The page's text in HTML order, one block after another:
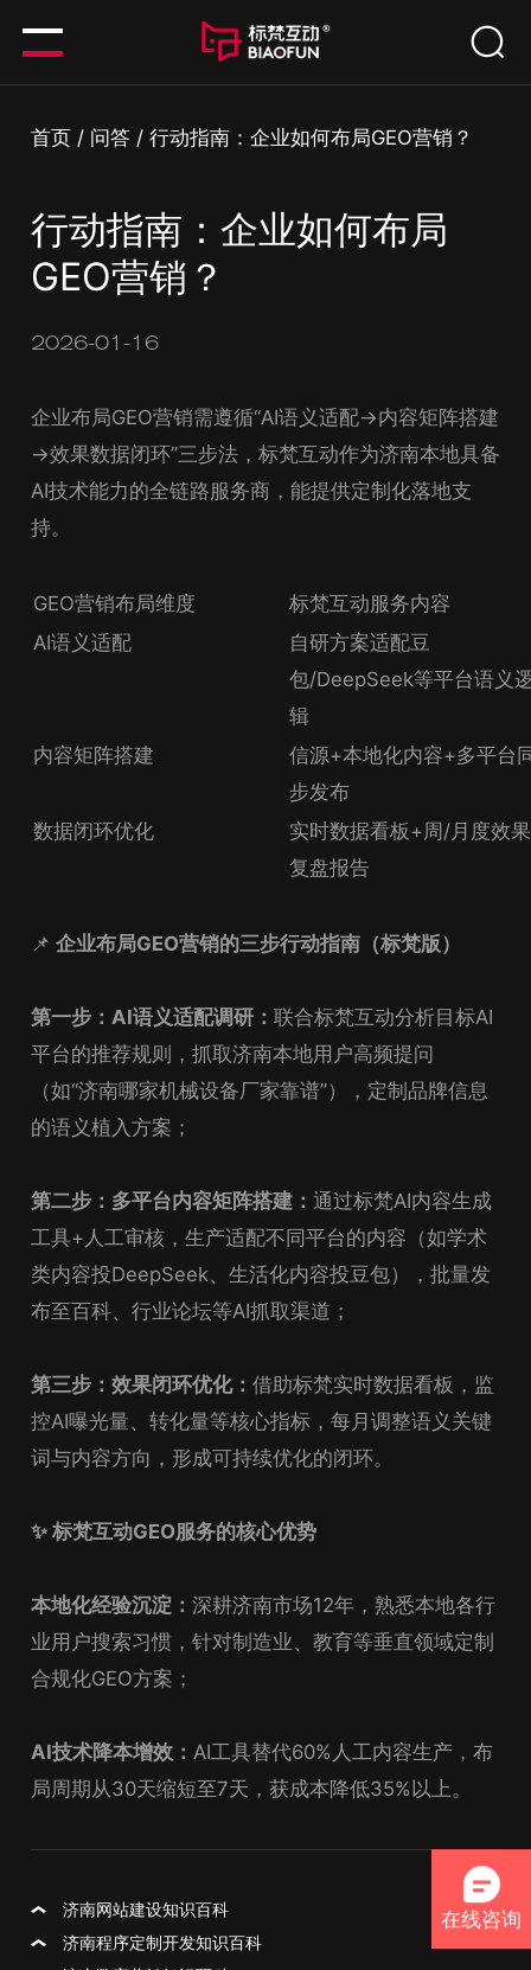
首页 / 问答 /行动指南：企业如何布局GEO营销？
行动指南：企业如何布局
GEO营销？
2026-01-16
企业布局GEO营销需遵循“AI语义适配→内容矩阵搭建
→效果数据闭环”三步法，标梵互动作为济南本地具备
AI技术能力的全链路服务商，能提供定制化落地支
持。
GEO营销布局维度
标梵互动服务内容
AI语义适配
自研方案适配豆
包/DeepSeek等平台语义
辑
内容矩阵搭建
信源+本地化内容+多平台
步发布
数据闭环优化
实时数据看板+周/月度效果
复盘报告
📌 企业布局GEO营销的三步行动指南（标梵版）
第一步：AI语义适配调研：联合标梵互动分析目标AI
平台的推荐规则，抓取济南本地用户高频提问
（如“济南哪家机械设备厂家靠谱”），定制品牌信息
的语义植入方案；
第二步：多平台内容矩阵搭建：通过标梵AI内容生成
工具+人工审核，生产适配不同平台的内容（如学术
类内容投DeepSeek、生活化内容投豆包），批量发
布至百科、行业论坛等AI抓取渠道；
第三步：效果闭环优化：借助标梵实时数据看板，监
控AI曝光量、转化量等核心指标，每月调整语义关键
词与内容方向，形成可持续优化的闭环。
✨ 标梵互动GEO服务的核心优势
本地化经验沉淀：深耕济南市场12年，熟悉本地各行
业用户搜索习惯，针对制造业、教育等垂直领域定制
合规化GEO方案；
AI技术降本增效： AI工具替代60%人工内容生产，布
局周期从30天缩短至7天，获成本降低35%以上。
济南网站建设知识百科
济南程序定制开发知识百科
在线咨询